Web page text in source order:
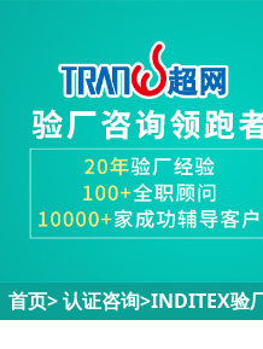
首页>认证咨询>INDITEX验